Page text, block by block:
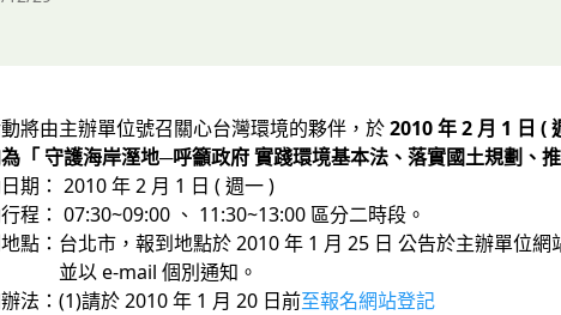
將由主辦單位號召關心台灣環境的夥伴，於2010 年 2 月 1 日 (
「 守護海岸溼地─呼籲政府 實踐環境基本法、落實國土規劃、
期： 2010 年 2 月 1 日 ( 週一 )
程： 07:30~09:00 、 11:30~13:00 區分二時段。
點：台北市，報到地點於 2010 年 1 月 25 日 公告於主辦單位網
e-mail 個別通知。
法：(1)請於 2010 年 1 月 20 日前至報名網站登記